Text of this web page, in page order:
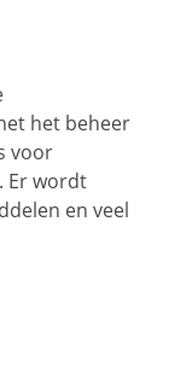
het beheer
voor
Er wordt
en veel